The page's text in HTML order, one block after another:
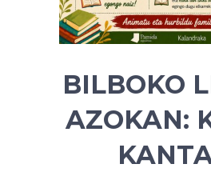
BILBOKO
AZOKAN: